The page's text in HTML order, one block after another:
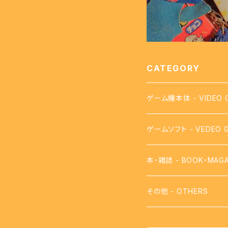
CATEGORY
ゲーム機本体 - VIDEO
ゲームソフト - VEDEO
【FC】ファミコン -
【FDS】ディスクシステ
本・雑誌 - BOOK・
攻略本
その他 - OTHERS